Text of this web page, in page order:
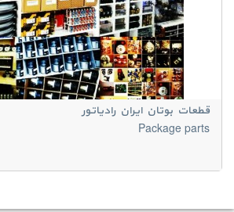
قطعات بوتان ایران رادیاتور
Package parts